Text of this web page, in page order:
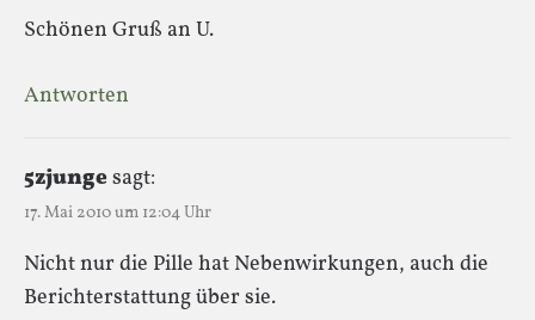
Schönen Gruß an U.
Antworten
5zjungesagt:
17. Mai 2010 um 12:04 Uhr
Nicht nur die Pille hat Nebenwirkungen, auch die
Berichterstattung über sie.